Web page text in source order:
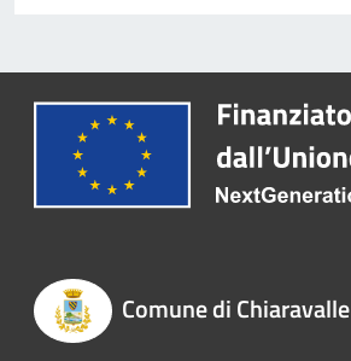
Comune di Chiaravalle